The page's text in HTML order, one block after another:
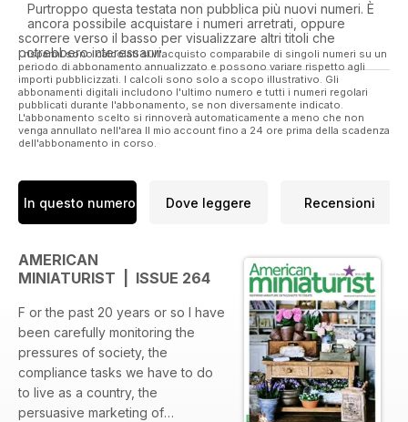
Purtroppo questa testata non pubblica più nuovi numeri. È
ancora possibile acquistare i numeri arretrati, oppure
scorrere verso il basso per visualizzare altri titoli che
potrebbero interessarvi.
I risparmi sono calcolati sull'acquisto comparabile di singoli numeri su un
periodo di abbonamento annualizzato e possono variare rispetto agli
importi pubblicizzati. I calcoli sono solo a scopo illustrativo. Gli
abbonamenti digitali includono l'ultimo numero e tutti i numeri regolari
pubblicati durante l'abbonamento, se non diversamente indicato.
L'abbonamento scelto si rinnoverà automaticamente a meno che non
venga annullato nell'area Il mio account fino a 24 ore prima della scadenza
dell'abbonamento in corso.
In questo numero Dove leggere Recensioni
AMERICAN
MINIATURIST | ISSUE 264
F or the past 20 years or so I have
been carefully monitoring the
pressures of society, the
compliance tasks we have to do
to live as a country, the
persuasive marketing of